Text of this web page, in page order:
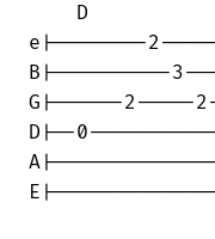
D
e|--------
B|----------
G|------2-----
D|--